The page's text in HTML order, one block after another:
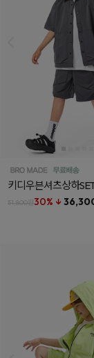
키디우븐셔츠상하
51,800원30% ↓